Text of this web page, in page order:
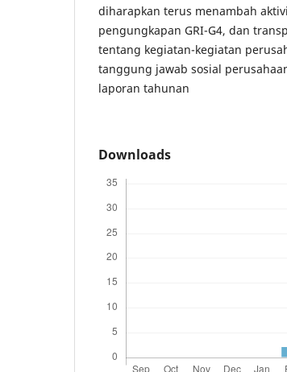
diharapkan terus menambah
pengungkapan GRI-G4, dan
tentang kegiatan-kegiatan
tanggung jawab sosial
laporan tahunan
Downloads